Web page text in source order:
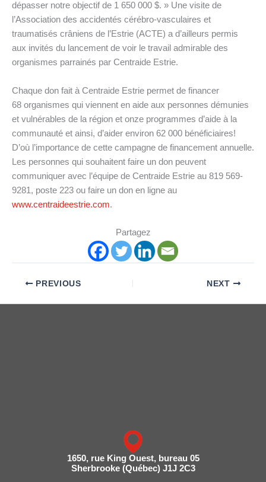
dépasser notre objectif de 1 650 000 $. » Une visite de
l’Association des accidentés cérébro-vasculaires et
traumatisés crâniens de l’Estrie (ACTE) a d’ailleurs permis
aux invités du lancement de voir le travail admirable des
organismes parrainés par Centraide Estrie.
Chaque don fait à Centraide Estrie permet de financer
68 organismes qui viennent en aide aux personnes démunies
et vulnérables de la région et onze programmes d’aide à la
communauté et ainsi, d’aider environ 62 000 bénéficiaires!
D’où l’importance de cette campagne de financement annuelle.
Les personnes qui souhaitent faire un don peuvent
communiquer avec l’équipe de Centraide Estrie au 819 569-
9281, poste 223 ou faire un don en ligne au
www.centraideestrie.com.
Partagez
PREVIOUS NEXT
1650, rue King Ouest, bureau 05
Sherbrooke (Québec) J1J 2C3